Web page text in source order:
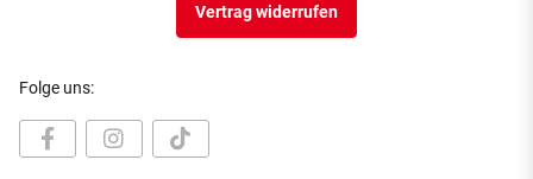
Vertrag widerrufen
Folge uns: